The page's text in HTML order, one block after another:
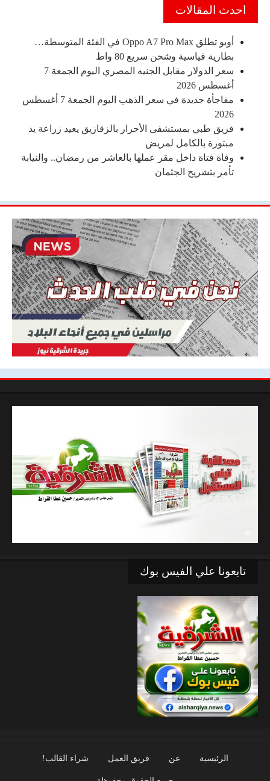
احدث المقالات
أوبو تطلق Oppo A7 Pro Max في الفئة المتوسطة…
بطارية قياسية وشحن سريع 80 واط
سعر الدولار مقابل الجنيه المصري اليوم الجمعة 7
أغسطس 2026
مفاجأة جديدة في سعر الذهب اليوم الجمعة 7 أغسطس
2026
فريق طبي بمستشفى الأحرار بالزقازيق يعيد زراعة يد
مبتورة بالكامل لمريض
وفاة فتاة داخل مقر عملها بالعاشر من رمضان.. والنيابة
تأمر بتشريح الجثمان
تابعونا علي الفيس بوك
الرئيسية عن فريق العمل شراء القالب!